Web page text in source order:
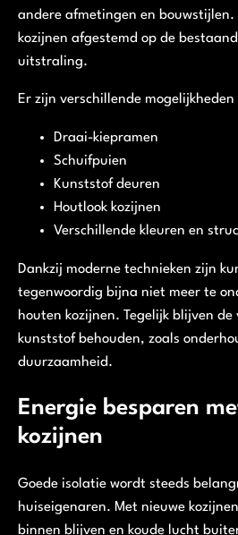
andere afmetingen en bouwstijlen.
kozijnen afgestemd op de
uitstraling.
Er zijn verschillende
Draai-kiepramen
Schuifpuien
Kunststof deuren
Houtlook kozijnen
Verschillende kleuren en
Dankzij moderne technieken zijn
tegenwoordig bijna niet meer te
houten kozijnen. Tegelijk blijven de
kunststof behouden, zoals
duurzaamheid.
Energie besparen
kozijnen
Goede isolatie wordt steeds
huiseigenaren. Met nieuwe
binnen blijven en koude lucht